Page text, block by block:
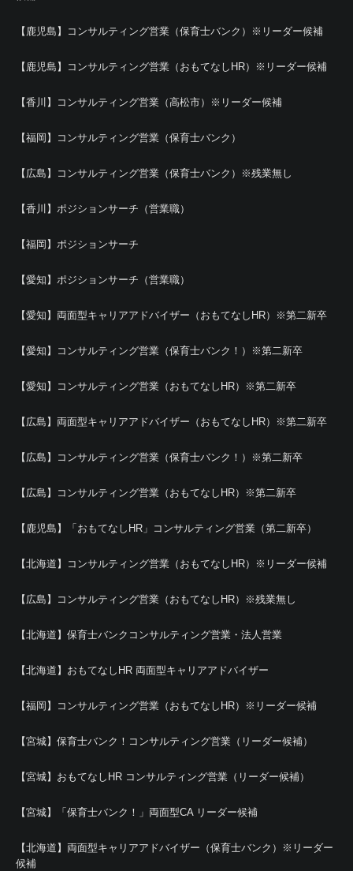
【鹿児島】コンサルティング営業（保育士バンク）※リーダー候補
【鹿児島】コンサルティング営業（おもてなしHR）※リーダー候補
【香川】コンサルティング営業（高松市）※リーダー候補
【福岡】コンサルティング営業（保育士バンク）
【広島】コンサルティング営業（保育士バンク）※残業無し
【香川】ポジションサーチ（営業職）
【福岡】ポジションサーチ
【愛知】ポジションサーチ（営業職）
【愛知】両面型キャリアアドバイザー（おもてなしHR）※第二新卒
【愛知】コンサルティング営業（保育士バンク！）※第二新卒
【愛知】コンサルティング営業（おもてなしHR）※第二新卒
【広島】両面型キャリアアドバイザー（おもてなしHR）※第二新卒
【広島】コンサルティング営業（保育士バンク！）※第二新卒
【広島】コンサルティング営業（おもてなしHR）※第二新卒
【鹿児島】「おもてなしHR」コンサルティング営業（第二新卒）
【北海道】コンサルティング営業（おもてなしHR）※リーダー候補
【広島】コンサルティング営業（おもてなしHR）※残業無し
【北海道】保育士バンクコンサルティング営業・法人営業
【北海道】おもてなしHR 両面型キャリアアドバイザー
【福岡】コンサルティング営業（おもてなしHR）※リーダー候補
【宮城】保育士バンク！コンサルティング営業（リーダー候補）
【宮城】おもてなしHR コンサルティング営業（リーダー候補）
【宮城】「保育士バンク！」両面型CA リーダー候補
【北海道】両面型キャリアアドバイザー（保育士バンク）※リーダー
候補